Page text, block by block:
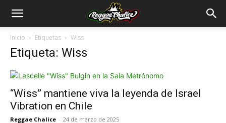
Inicio Etiquetas Wiss
Etiqueta: Wiss
“Wiss” mantiene viva la leyenda de Israel
Vibration en Chile
Reggae Chalice - 24 de marzo de 2025